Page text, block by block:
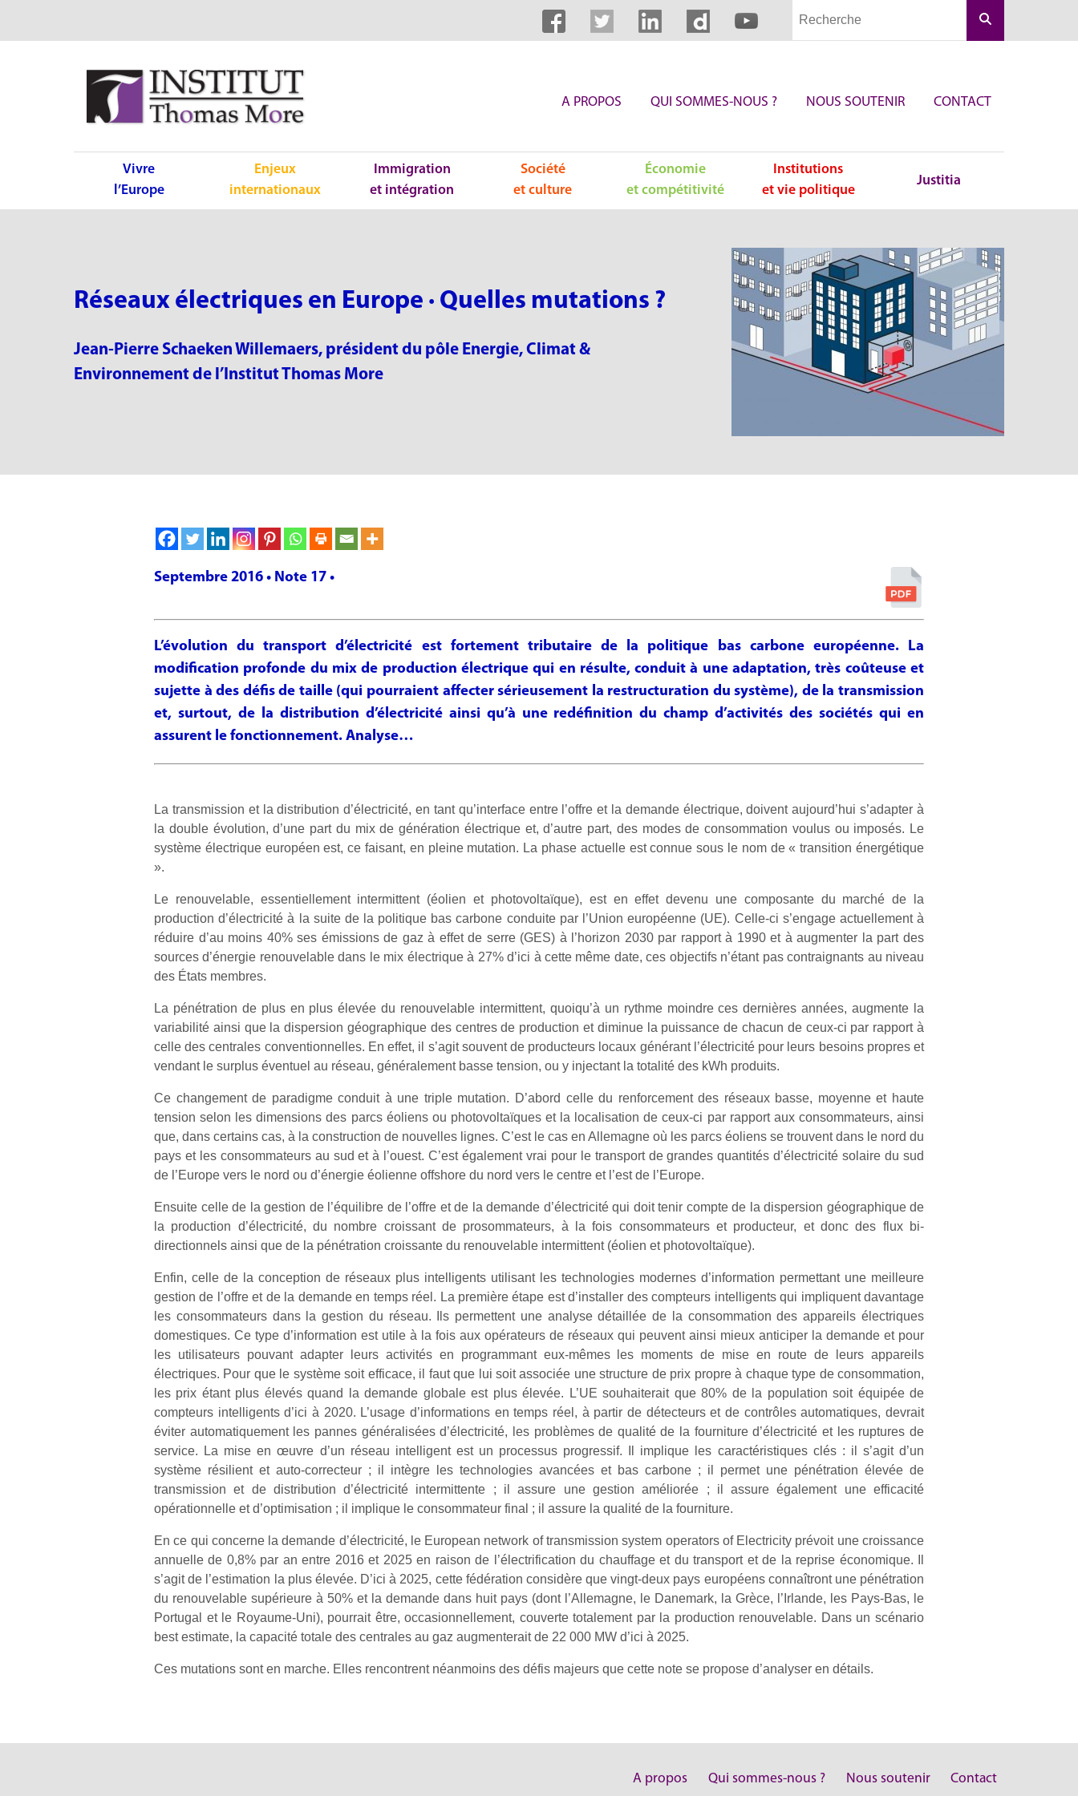
A PROPOS QUI SOMMES-NOUS ? NOUS SOUTENIR CONTACT
Vivre
l’Europe
Enjeux
internationaux
Immigration
et intégration
Société
et culture
Économie
et compétitivité
Institutions
et vie politique
Justitia
Réseaux électriques en Europe · Quelles mutations ?
Jean-Pierre Schaeken Willemaers, président du pôle Energie, Climat &
Environnement de l’Institut Thomas More
Septembre 2016 • Note 17 •
L’évolution du transport d’électricité est fortement tributaire de la politique bas carbone européenne. La
modification profonde du mix de production électrique qui en résulte, conduit à une adaptation, très coûteuse et
sujette à des défis de taille (qui pourraient affecter sérieusement la restructuration du système), de la transmission
et, surtout, de la distribution d’électricité ainsi qu’à une redéfinition du champ d’activités des sociétés qui en
assurent le fonctionnement. Analyse…
La transmission et la distribution d’électricité, en tant qu’interface entre l’offre et la demande électrique, doivent aujourd’hui s’adapter à
la double évolution, d’une part du mix de génération électrique et, d’autre part, des modes de consommation voulus ou imposés. Le
système électrique européen est, ce faisant, en pleine mutation. La phase actuelle est connue sous le nom de « transition énergétique
».
Le renouvelable, essentiellement intermittent (éolien et photovoltaïque), est en effet devenu une composante du marché de la
production d’électricité à la suite de la politique bas carbone conduite par l’Union européenne (UE). Celle-ci s’engage actuellement à
réduire d’au moins 40% ses émissions de gaz à effet de serre (GES) à l’horizon 2030 par rapport à 1990 et à augmenter la part des
sources d’énergie renouvelable dans le mix électrique à 27% d’ici à cette même date, ces objectifs n’étant pas contraignants au niveau
des États membres.
La pénétration de plus en plus élevée du renouvelable intermittent, quoiqu’à un rythme moindre ces dernières années, augmente la
variabilité ainsi que la dispersion géographique des centres de production et diminue la puissance de chacun de ceux-ci par rapport à
celle des centrales conventionnelles. En effet, il s’agit souvent de producteurs locaux générant l’électricité pour leurs besoins propres et
vendant le surplus éventuel au réseau, généralement basse tension, ou y injectant la totalité des kWh produits.
Ce changement de paradigme conduit à une triple mutation. D’abord celle du renforcement des réseaux basse, moyenne et haute
tension selon les dimensions des parcs éoliens ou photovoltaïques et la localisation de ceux-ci par rapport aux consommateurs, ainsi
que, dans certains cas, à la construction de nouvelles lignes. C’est le cas en Allemagne où les parcs éoliens se trouvent dans le nord du
pays et les consommateurs au sud et à l’ouest. C’est également vrai pour le transport de grandes quantités d’électricité solaire du sud
de l’Europe vers le nord ou d’énergie éolienne offshore du nord vers le centre et l’est de l’Europe.
Ensuite celle de la gestion de l’équilibre de l’offre et de la demande d’électricité qui doit tenir compte de la dispersion géographique de
la production d’électricité, du nombre croissant de prosommateurs, à la fois consommateurs et producteur, et donc des flux bi-
directionnels ainsi que de la pénétration croissante du renouvelable intermittent (éolien et photovoltaïque).
Enfin, celle de la conception de réseaux plus intelligents utilisant les technologies modernes d’information permettant une meilleure
gestion de l’offre et de la demande en temps réel. La première étape est d’installer des compteurs intelligents qui impliquent davantage
les consommateurs dans la gestion du réseau. Ils permettent une analyse détaillée de la consommation des appareils électriques
domestiques. Ce type d’information est utile à la fois aux opérateurs de réseaux qui peuvent ainsi mieux anticiper la demande et pour
les utilisateurs pouvant adapter leurs activités en programmant eux-mêmes les moments de mise en route de leurs appareils
électriques. Pour que le système soit efficace, il faut que lui soit associée une structure de prix propre à chaque type de consommation,
les prix étant plus élevés quand la demande globale est plus élevée. L’UE souhaiterait que 80% de la population soit équipée de
compteurs intelligents d’ici à 2020. L’usage d’informations en temps réel, à partir de détecteurs et de contrôles automatiques, devrait
éviter automatiquement les pannes généralisées d’électricité, les problèmes de qualité de la fourniture d’électricité et les ruptures de
service. La mise en œuvre d’un réseau intelligent est un processus progressif. Il implique les caractéristiques clés : il s’agit d’un
système résilient et auto-correcteur ; il intègre les technologies avancées et bas carbone ; il permet une pénétration élevée de
transmission et de distribution d’électricité intermittente ; il assure une gestion améliorée ; il assure également une efficacité
opérationnelle et d’optimisation ; il implique le consommateur final ; il assure la qualité de la fourniture.
En ce qui concerne la demande d’électricité, le European network of transmission system operators of Electricity prévoit une croissance
annuelle de 0,8% par an entre 2016 et 2025 en raison de l’électrification du chauffage et du transport et de la reprise économique. Il
s’agit de l’estimation la plus élevée. D’ici à 2025, cette fédération considère que vingt-deux pays européens connaîtront une pénétration
du renouvelable supérieure à 50% et la demande dans huit pays (dont l’Allemagne, le Danemark, la Grèce, l’Irlande, les Pays-Bas, le
Portugal et le Royaume-Uni), pourrait être, occasionnellement, couverte totalement par la production renouvelable. Dans un scénario
best estimate, la capacité totale des centrales au gaz augmenterait de 22 000 MW d’ici à 2025.
Ces mutations sont en marche. Elles rencontrent néanmoins des défis majeurs que cette note se propose d’analyser en détails.
A propos Qui sommes-nous ? Nous soutenir Contact